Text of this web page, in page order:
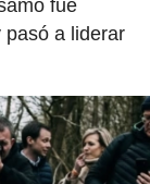
fue
pasó a liderar